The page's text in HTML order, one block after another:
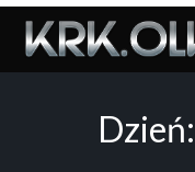
Skip
content
Dzień: